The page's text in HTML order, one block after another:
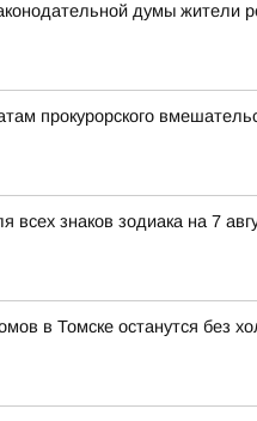
думы жители
прокурорского
всех знаков зодиака на 7
в Томске останутся без